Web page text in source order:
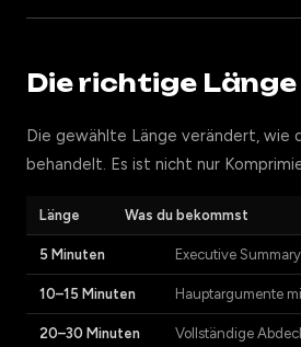
Die richtige
Die gewählte Länge verändert, wie
behandelt. Es ist nicht nur
Länge Was du bekommst
5 Minuten Executive
10–15 Minuten Hauptargumente
20–30 Minuten Vollständige